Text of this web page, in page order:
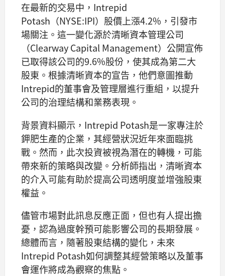
在最新的交易中，Intrepid
Potash（NYSE:IPI）股價上漲4.2%，引發市
場關注。這一變化源於清晰資本管理公司
（Clearway Capital Management）公開宣佈
已取得該公司的9.6%股份，使其成為第二大
股東。根據清晰資本的宣告，他們意圖推動
Intrepid的董事會及管理層進行重組，以提升
公司的治理結構和業務表現。
背景資料顯示，Intrepid Potash是一家專注於
鉀肥生產的企業，其經營狀況近年來面臨挑
戰。然而，此次投資被視為潛在的轉機，可能
帶來新的策略與改變。分析師指出，清晰資本
的介入可能有助於提高公司透明度並增強股東
權益。
儘管市場對此訊息反應正面，但也有人提出擔
憂，認為過度幹預可能影響公司的長期發展。
總體而言，隨著股東結構的變化，未來
Intrepid Potash如何調整其經營策略以及董事
會運作將成為觀察的焦點。